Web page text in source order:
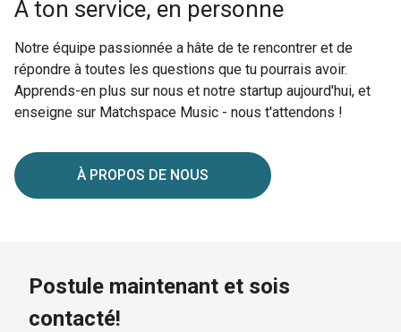
À ton service, en personne
Notre équipe passionnée a hâte de te rencontrer et de
répondre à toutes les questions que tu pourrais avoir.
Apprends-en plus sur nous et notre startup aujourd'hui, et
enseigne sur Matchspace Music - nous t'attendons !
À PROPOS DE NOUS
Postule maintenant et sois
contacté!